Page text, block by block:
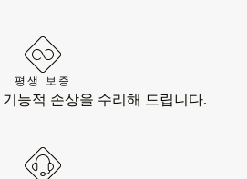
평생 보증
능적 손상을 수리해 드립니다.